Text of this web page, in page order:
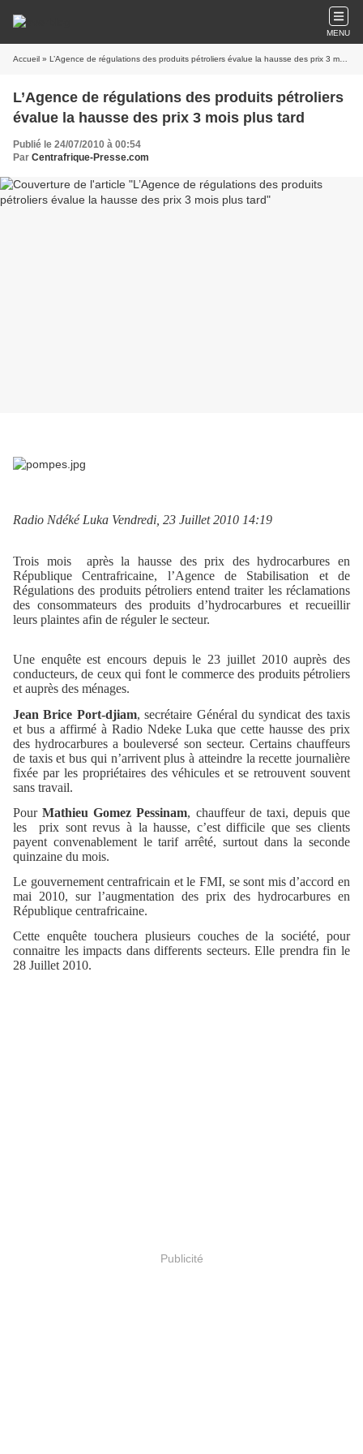
MENU
Accueil » L’Agence de régulations des produits pétroliers évalue la hausse des prix 3 mois plus tard
L’Agence de régulations des produits pétroliers
évalue la hausse des prix 3 mois plus tard
Publié le 24/07/2010 à 00:54
Par Centrafrique-Presse.com
Radio Ndéké Luka Vendredi, 23 Juillet 2010 14:19
Trois mois après la hausse des prix des hydrocarbures en
République Centrafricaine, l’Agence de Stabilisation et de
Régulations des produits pétroliers entend traiter les réclamations
des consommateurs des produits d’hydrocarbures et recueillir
leurs plaintes afin de réguler le secteur.
Une enquête est encours depuis le 23 juillet 2010 auprès des
conducteurs, de ceux qui font le commerce des produits pétroliers
et auprès des ménages.
Jean Brice Port-djiam, secrétaire Général du syndicat des taxis
et bus a affirmé à Radio Ndeke Luka que cette hausse des prix
des hydrocarbures a bouleversé son secteur. Certains chauffeurs
de taxis et bus qui n’arrivent plus à atteindre la recette journalière
fixée par les propriétaires des véhicules et se retrouvent souvent
sans travail.
PourMathieu Gomez Pessinam, chauffeur de taxi, depuis que
les prix sont revus à la hausse, c’est difficile que ses clients
payent convenablement le tarif arrêté, surtout dans la seconde
quinzaine du mois.
Le gouvernement centrafricain et le FMI, se sont mis d’accord en
mai 2010, sur l’augmentation des prix des hydrocarbures en
République centrafricaine.
Cette enquête touchera plusieurs couches de la société, pour
connaitre les impacts dans differents secteurs. Elle prendra fin le
28 Juillet 2010.
Publicité